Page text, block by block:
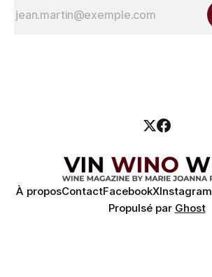
À proposContactFacebookXInstagram
Propulsé par Ghost